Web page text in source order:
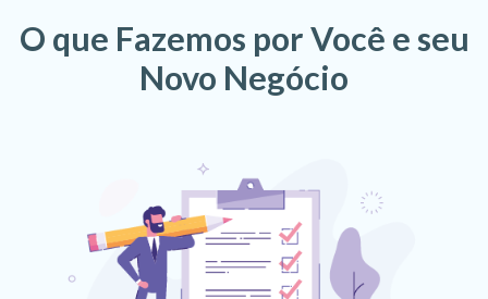
O que Fazemos por Você e seu
Novo Negócio